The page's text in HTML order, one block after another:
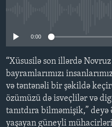
Dillər
0:00
“Xüsusilə son illərdə
bayramlarımızı
və təntənəli bir şəkildə
özümüzü də isveçlilər və
tanıtdıra bilməmişik,”
yaşayan güneyli